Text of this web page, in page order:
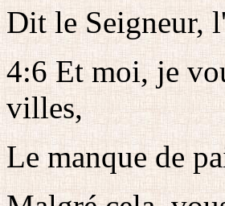
Dit le Seigneur,
4:6 Et moi, je
villes,
Le manque de